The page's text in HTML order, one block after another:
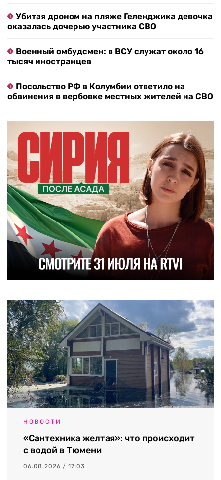
Убитая дроном на пляже Геленджика девочка
оказалась дочерью участника СВО
Военный омбудсмен: в ВСУ служат около 16
тысяч иностранцев
Посольство РФ в Колумбии ответило на
обвинения в вербовке местных жителей на СВО
НОВОСТИ
«Сантехника желтая»: что происходит
с водой в Тюмени
06.08.2026 / 17:03